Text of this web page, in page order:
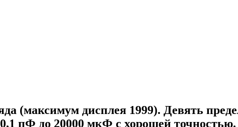
(максимум дисплея 1999). Девять
пФ до 20000 мкФ с хорошей